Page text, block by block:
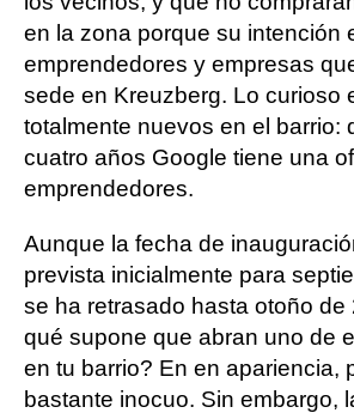
en la zona porque su intención
emprendedores y empresas
sede en Kreuzberg. Lo curioso
totalmente nuevos en el barrio:
cuatro años Google tiene una
emprendedores.
Aunque la fecha de
prevista inicialmente para
se ha retrasado hasta otoño de
qué supone que abran uno de
en tu barrio? En en apariencia,
bastante inocuo. Sin embargo,